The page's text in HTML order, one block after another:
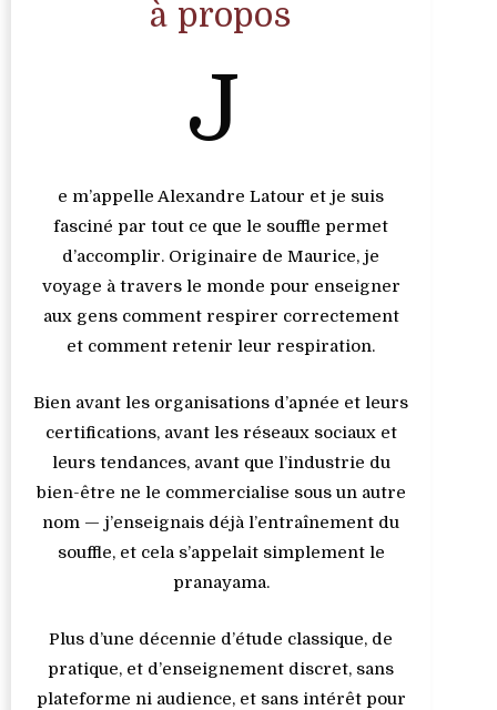
à propos
J
e m’appelle Alexandre Latour et je suis
fasciné par tout ce que le souffle permet
d’accomplir. Originaire de Maurice, je
voyage à travers le monde pour enseigner
aux gens comment respirer correctement
et comment retenir leur respiration.
Bien avant les organisations d’apnée et leurs
certifications, avant les réseaux sociaux et
leurs tendances, avant que l’industrie du
bien-être ne le commercialise sous un autre
nom — j’enseignais déjà l’entraînement du
souffle, et cela s’appelait simplement le
pranayama.
Plus d’une décennie d’étude classique, de
pratique, et d’enseignement discret, sans
plateforme ni audience, et sans intérêt pour